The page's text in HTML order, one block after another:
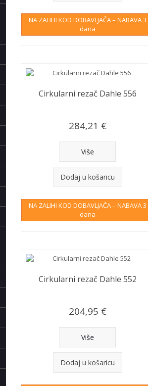
NA ZALIHI KOD DOBAVLJAČA – NABAVA 3
dana
Cirkularni rezač Dahle 556
284,21 €
Više
Dodaj u košaricu
NA ZALIHI KOD DOBAVLJAČA – NABAVA 3
dana
Cirkularni rezač Dahle 552
204,95 €
Više
Dodaj u košaricu